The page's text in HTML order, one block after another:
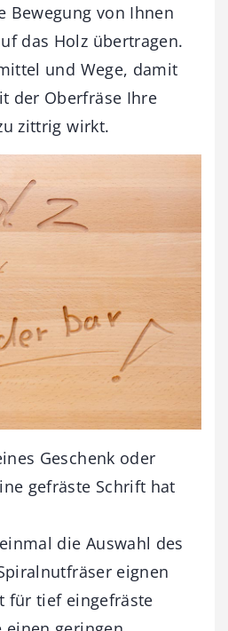
Bewegung von Ihnen
das Holz übertragen.
und Wege, damit
der Oberfräse Ihre
zittrig wirkt.
Geschenk oder
gefräste Schrift hat
die Auswahl des
eignen
für tief eingefräste